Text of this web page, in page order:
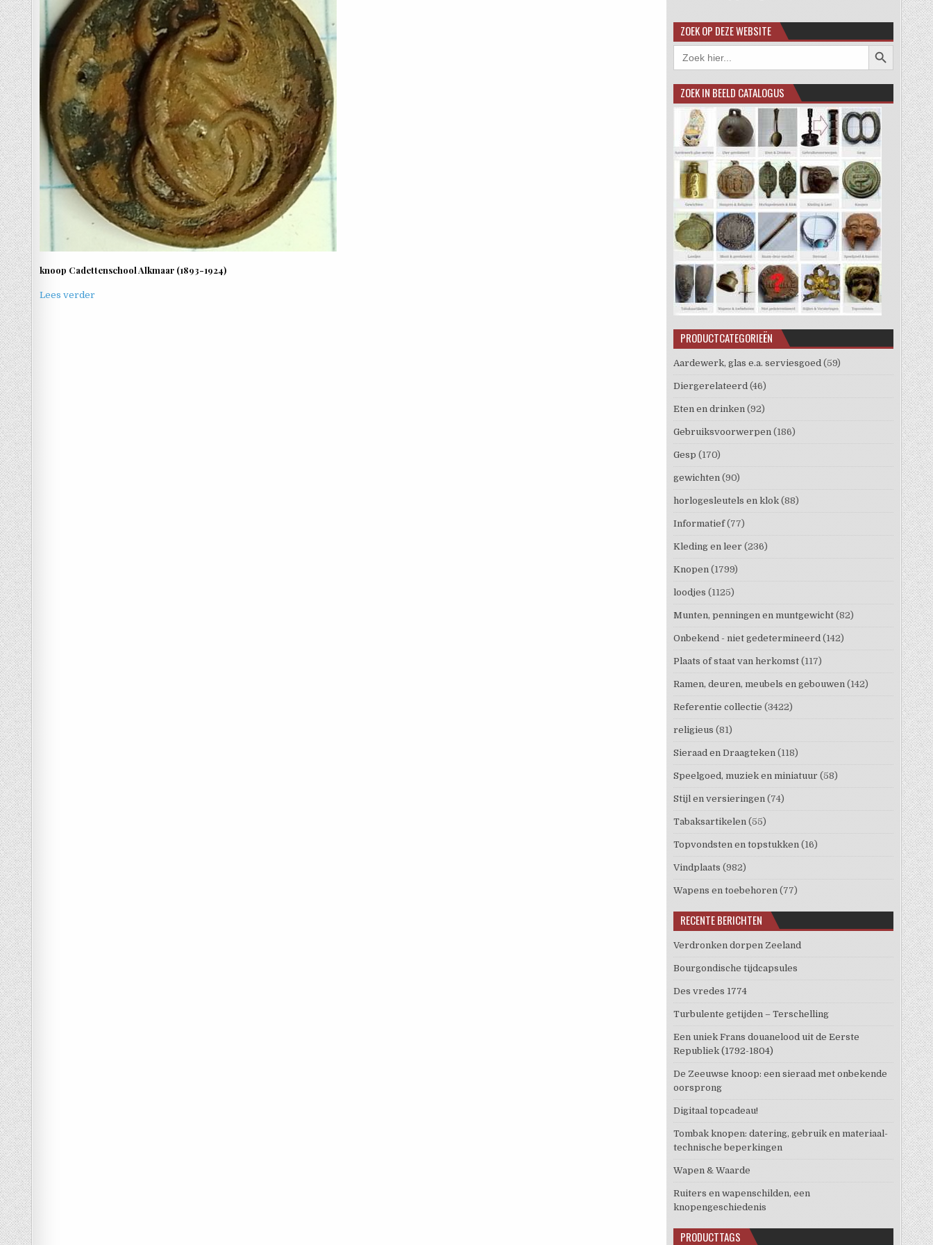
knoop Cadettenschool Alkmaar (1893-1924)
Lees verder
ZOEK OP DEZE WEBSITE
Zoek
naar:
Zoekknop
ZOEK IN BEELD CATALOGUS
PRODUCTCATEGORIEËN
Aardewerk, glas e.a. serviesgoed (59)
Diergerelateerd (46)
Eten en drinken (92)
Gebruiksvoorwerpen (186)
Gesp (170)
gewichten (90)
horlogesleutels en klok (88)
Informatief (77)
Kleding en leer (236)
Knopen (1799)
loodjes (1125)
Munten, penningen en muntgewicht (82)
Onbekend - niet gedetermineerd (142)
Plaats of staat van herkomst (117)
Ramen, deuren, meubels en gebouwen (142)
Referentie collectie (3422)
religieus (81)
Sieraad en Draagteken (118)
Speelgoed, muziek en miniatuur (58)
Stijl en versieringen (74)
Tabaksartikelen (55)
Topvondsten en topstukken (16)
Vindplaats (982)
Wapens en toebehoren (77)
RECENTE BERICHTEN
Verdronken dorpen Zeeland
Bourgondische tijdcapsules
Des vredes 1774
Turbulente getijden – Terschelling
Een uniek Frans douanelood uit de Eerste
Republiek (1792-1804)
De Zeeuwse knoop: een sieraad met onbekende
oorsprong
Digitaal topcadeau!
Tombak knopen: datering, gebruik en materiaal-
technische beperkingen
Wapen & Waarde
Ruiters en wapenschilden, een
knopengeschiedenis
PRODUCTTAGS